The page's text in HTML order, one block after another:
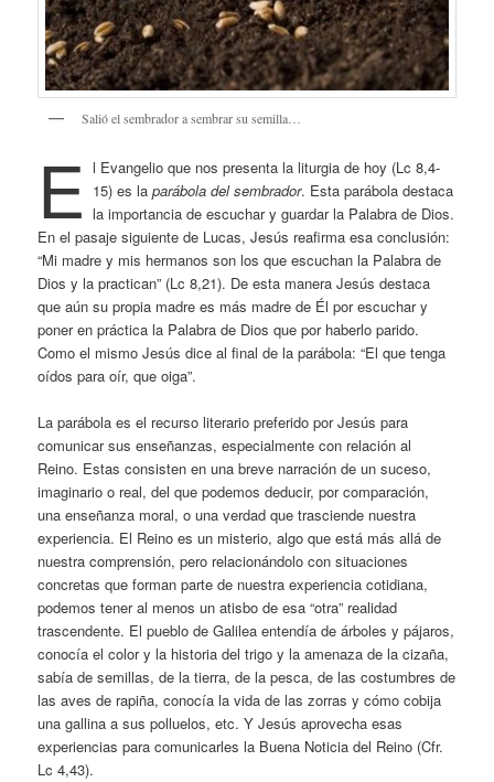
Salió el sembrador a sembrar su semilla…
E l Evangelio que nos presenta la liturgia de hoy (Lc 8,4-
15) es la parábola del sembrador. Esta parábola destaca
la importancia de escuchar y guardar la Palabra de Dios.
En el pasaje siguiente de Lucas, Jesús reafirma esa conclusión:
“Mi madre y mis hermanos son los que escuchan la Palabra de
Dios y la practican” (Lc 8,21). De esta manera Jesús destaca
que aún su propia madre es más madre de Él por escuchar y
poner en práctica la Palabra de Dios que por haberlo parido.
Como el mismo Jesús dice al final de la parábola: “El que tenga
oídos para oír, que oiga”.
La parábola es el recurso literario preferido por Jesús para
comunicar sus enseñanzas, especialmente con relación al
Reino. Estas consisten en una breve narración de un suceso,
imaginario o real, del que podemos deducir, por comparación,
una enseñanza moral, o una verdad que trasciende nuestra
experiencia. El Reino es un misterio, algo que está más allá de
nuestra comprensión, pero relacionándolo con situaciones
concretas que forman parte de nuestra experiencia cotidiana,
podemos tener al menos un atisbo de esa “otra” realidad
trascendente. El pueblo de Galilea entendía de árboles y pájaros,
conocía el color y la historia del trigo y la amenaza de la cizaña,
sabía de semillas, de la tierra, de la pesca, de las costumbres de
las aves de rapiña, conocía la vida de las zorras y cómo cobija
una gallina a sus polluelos, etc. Y Jesús aprovecha esas
experiencias para comunicarles la Buena Noticia del Reino (Cfr.
Lc 4,43).